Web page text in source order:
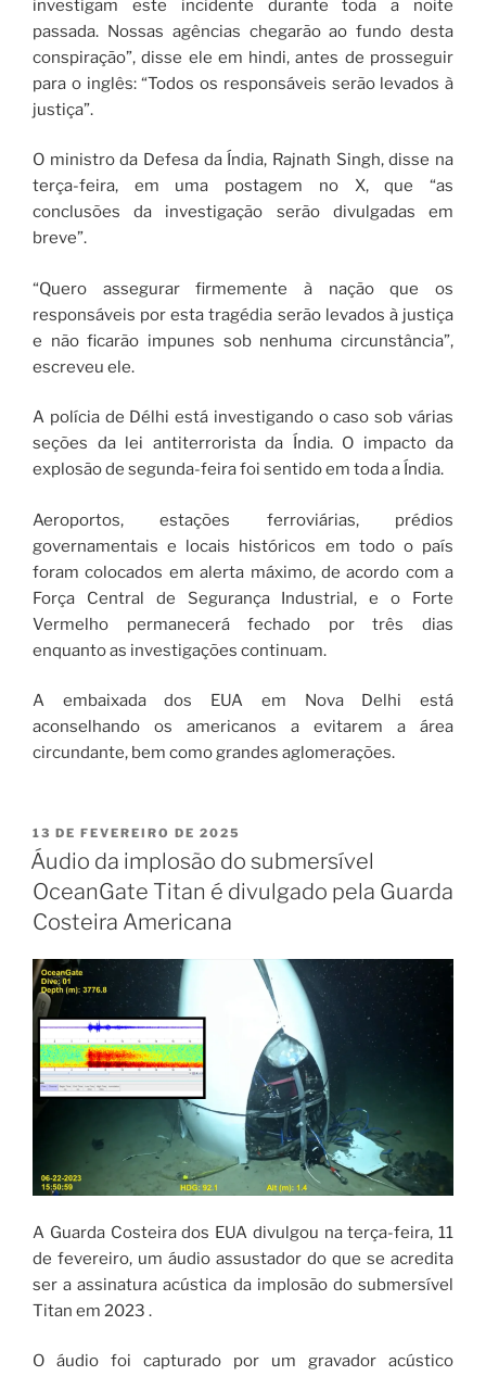
investigam este incidente durante toda a noite
passada. Nossas agências chegarão ao fundo desta
conspiração”, disse ele em hindi, antes de prosseguir
para o inglês: “Todos os responsáveis ​​serão levados à
justiça”.
O ministro da Defesa da Índia, Rajnath Singh, disse na
terça-feira, em uma postagem no X, que “as
conclusões da investigação serão divulgadas em
breve”.
“Quero assegurar firmemente à nação que os
responsáveis ​​por esta tragédia serão levados à justiça
e não ficarão impunes sob nenhuma circunstância”,
escreveu ele.
A polícia de Délhi está investigando o caso sob várias
seções da lei antiterrorista da Índia. O impacto da
explosão de segunda-feira foi sentido em toda a Índia.
Aeroportos, estações ferroviárias, prédios
governamentais e locais históricos em todo o país
foram colocados em alerta máximo, de acordo com a
Força Central de Segurança Industrial, e o Forte
Vermelho permanecerá fechado por três dias
enquanto as investigações continuam.
A embaixada dos EUA em Nova Delhi está
aconselhando os americanos a evitarem a área
circundante, bem como grandes aglomerações.
13 DE FEVEREIRO DE 2025
Áudio da implosão do submersível
OceanGate Titan é divulgado pela Guarda
Costeira Americana
A Guarda Costeira dos EUA divulgou na terça-feira, 11
de fevereiro, um áudio assustador do que se acredita
ser a assinatura acústica da implosão do submersível
Titan em 2023 .
O áudio foi capturado por um gravador acústico